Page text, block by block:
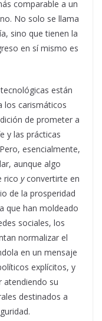
comparable a un
No solo se llama
sino que tienen la
en sí mismo es
están
los carismáticos
de prometer a
y las prácticas
esencialmente,
aunque algo
rico yconvertirte en
de la prosperidad
que han moldeado
sociales, los
normalizar el
en un mensaje
explícitos, y
atendiendo su
destinados a